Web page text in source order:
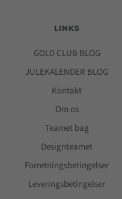
LINKS
GOLD CLUB BLOG
JULEKALENDER BLOG
Kontakt
Om os
Teamet bag
Designteamet
Forretningsbetingelser
Leveringsbetingelser